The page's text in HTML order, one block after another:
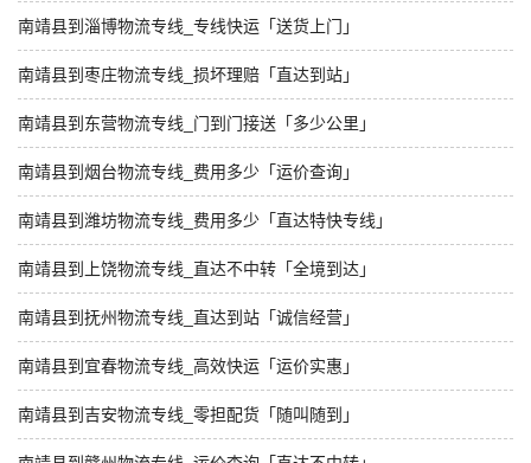
南靖县到淄博物流专线_专线快运「送货上门」
南靖县到枣庄物流专线_损坏理赔「直达到站」
南靖县到东营物流专线_门到门接送「多少公里」
南靖县到烟台物流专线_费用多少「运价查询」
南靖县到潍坊物流专线_费用多少「直达特快专线」
南靖县到上饶物流专线_直达不中转「全境到达」
南靖县到抚州物流专线_直达到站「诚信经营」
南靖县到宜春物流专线_高效快运「运价实惠」
南靖县到吉安物流专线_零担配货「随叫随到」